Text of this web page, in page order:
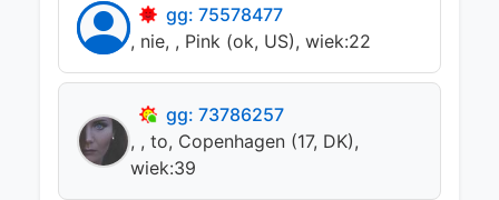
gg: 75578477
, nie, , Pink (ok, US), wiek:22
gg: 73786257
, , to, Copenhagen (17, DK),
wiek:39